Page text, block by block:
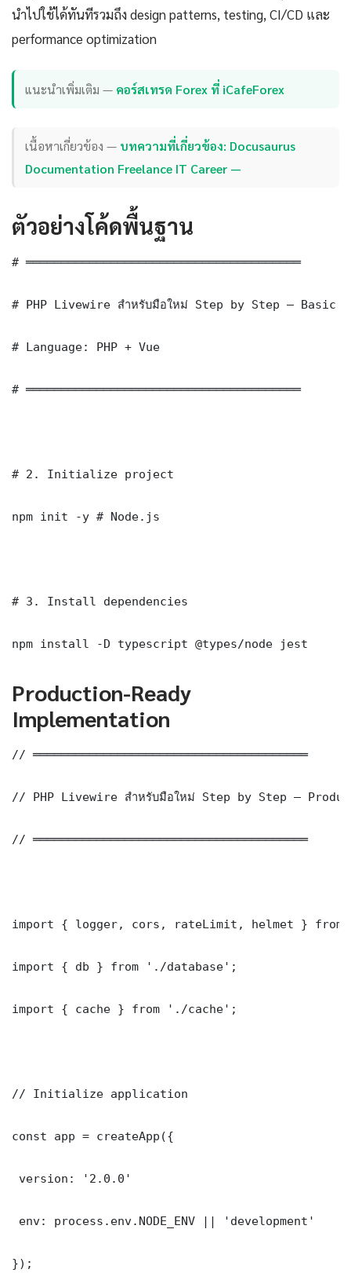
นำไปใช้ได้ทันทีรวมถึง design patterns, testing, CI/CD และ
performance optimization
แนะนำเพิ่มเติม — คอร์สเทรด Forex ที่ iCafeForex
เนื้อหาเกี่ยวข้อง — บทความที่เกี่ยวข้อง: Docusaurus
Documentation Freelance IT Career —
ตัวอย่างโค้ดพื้นฐาน
# ═══════════════════════════════════════
# PHP Livewire สำหรับมือใหม่ Step by Step — Basic
# Language: PHP + Vue
# ═══════════════════════════════════════
# 2. Initialize project
npm init -y # Node.js
# 3. Install dependencies
npm install -D typescript @types/node jest
Production-Ready
Implementation
// ═══════════════════════════════════════
// PHP Livewire สำหรับมือใหม่ Step by Step —
// ═══════════════════════════════════════
import { logger, cors, rateLimit, helmet } from
import { db } from './database';
import { cache } from './cache';
// Initialize application
const app = createApp({
version: '2.0.0'
env: process.env.NODE_ENV || 'development'
});